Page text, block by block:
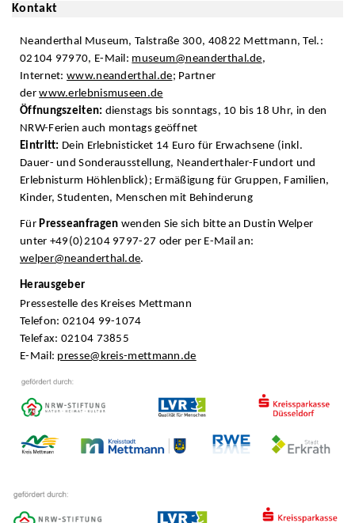
Kontakt
Neanderthal Museum, Talstraße 300, 40822 Mettmann, Tel.:
02104 97970, E-Mail: museum@neanderthal.de,
Internet:www.neanderthal.de; Partner
derwww.erlebnismuseen.de
Öffnungszeiten: dienstags bis sonntags, 10 bis 18 Uhr, in den
NRW-Ferien auch montags geöffnet
Eintritt: Dein Erlebnisticket 14 Euro für Erwachsene (inkl.
Dauer- und Sonderausstellung, Neanderthaler-Fundort und
Erlebnisturm Höhlenblick); Ermäßigung für Gruppen, Familien,
Kinder, Studenten, Menschen mit Behinderung
FürPresseanfragen wenden Sie sich bitte an Dustin Welper
unter +49(0)2104 9797-27 oder per E-Mail an:
welper@neanderthal.de.
Herausgeber
Pressestelle des Kreises Mettmann
Telefon: 02104 99-1074
Telefax: 02104 73855
E-Mail: presse@kreis-mettmann.de